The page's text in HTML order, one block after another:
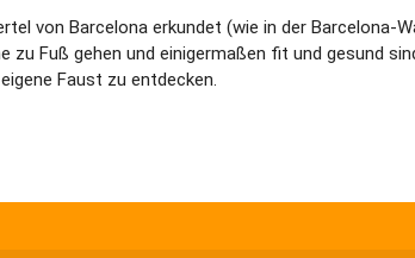
von Barcelona erkundet (wie in der Barcelona-
zu Fuß gehen und einigermaßen fit und gesund
Faust zu entdecken.